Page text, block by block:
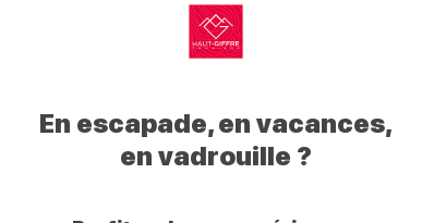
Les enfants doivent être accompagnés d'un adulte.
Informations supplémentaires :
Giffre
En escapade, en vacances,
en vadrouille ?